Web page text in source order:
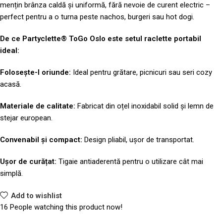
mențin brânza caldă și uniformă, fără nevoie de curent electric –
perfect pentru a o turna peste nachos, burgeri sau hot dogi.
De ce Partyclette® ToGo Oslo este setul raclette portabil
ideal:
Folosește-l oriunde: Ideal pentru grătare, picnicuri sau seri cozy
acasă.
Materiale de calitate: Fabricat din oțel inoxidabil solid și lemn de
stejar european.
Convenabil și compact: Design pliabil, ușor de transportat.
Ușor de curățat: Tigaie antiaderentă pentru o utilizare cât mai
simplă.
Add to wishlist
16 People watching this product now!